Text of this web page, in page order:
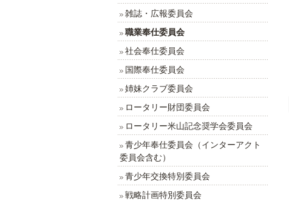
雑誌・広報委員会
職業奉仕委員会
社会奉仕委員会
国際奉仕委員会
姉妹クラブ委員会
ロータリー財団委員会
ロータリー米山記念奨学会委員会
青少年奉仕委員会（インターアクト
委員会含む）
青少年交換特別委員会
戦略計画特別委員会